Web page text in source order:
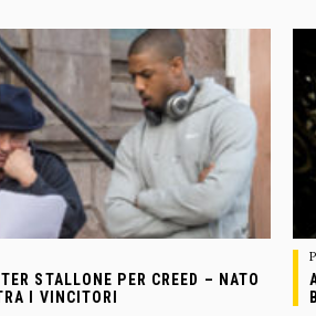
STALLONE PER CREED – NATO
I VINCITORI